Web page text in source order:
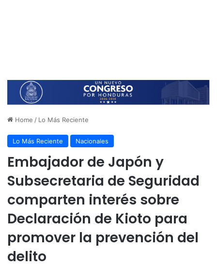
Home / Lo Más Reciente
Lo Más Reciente Nacionales
Embajador de Japón y
Subsecretaria de Seguridad
comparten interés sobre
Declaración de Kioto para
promover la prevención del
delito